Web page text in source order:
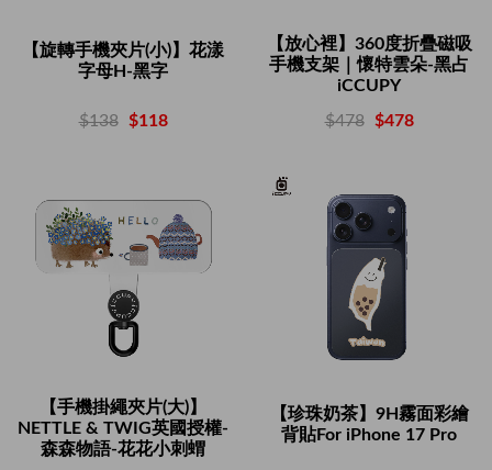
【旋轉手機夾片(小)】花漾
字母H-黑字
$138 $118
【放心裡】360度折疊磁吸
手機支架｜懷特雲朵-黑占
iCCUPY
$478 $478
【手機掛繩夾片(大)】
NETTLE & TWIG英國授權-
森森物語-花花小刺蝟
【珍珠奶茶】9H霧面彩繪
背貼For iPhone 17 Pro